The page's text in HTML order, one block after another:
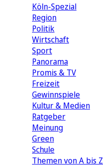
Köln-Spezial
Region
Politik
Wirtschaft
Sport
Panorama
Promis & TV
Freizeit
Gewinnspiele
Kultur & Medien
Ratgeber
Meinung
Green
Schule
Themen von A bis Z